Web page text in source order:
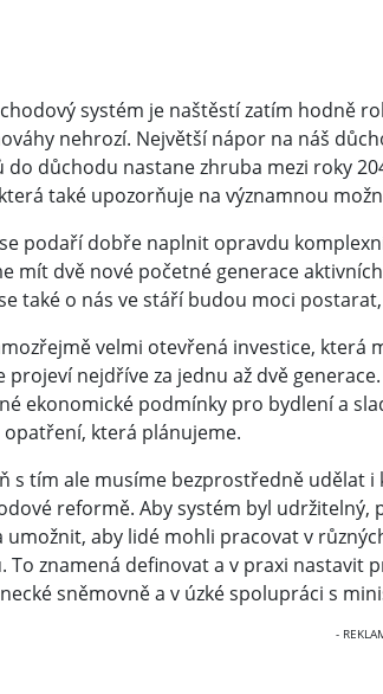
systém je naštěstí zatím hodně
nehrozí. Největší nápor na náš
do důchodu nastane zhruba mezi roky
která také upozorňuje na významnou
podaří dobře naplnit opravdu
mít dvě nové početné generace
také o nás ve stáří budou moci
velmi otevřená investice,
projeví nejdříve za jednu až dvě
ekonomické podmínky pro bydlení a
opatření, která plánujeme.
s tím ale musíme bezprostředně udělat
reformě. Aby systém byl
umožnit, aby lidé mohli pracovat v
To znamená definovat a v praxi nastavit
sněmovně a v úzké spolupráci s